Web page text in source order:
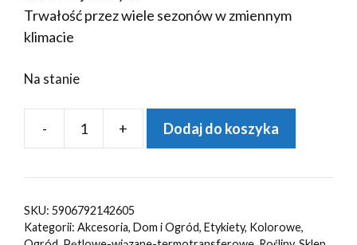
Trwałość przez wiele sezonów w zmiennym
klimacie
Na stanie
-
ilość
ogrodnicze/sadownicze
ŻÓŁTE
+ Dodaj do koszyka
SKU: 5906792142605
Kategorii: Akcesoria, Dom i Ogród, Etykiety, Kolorowe,